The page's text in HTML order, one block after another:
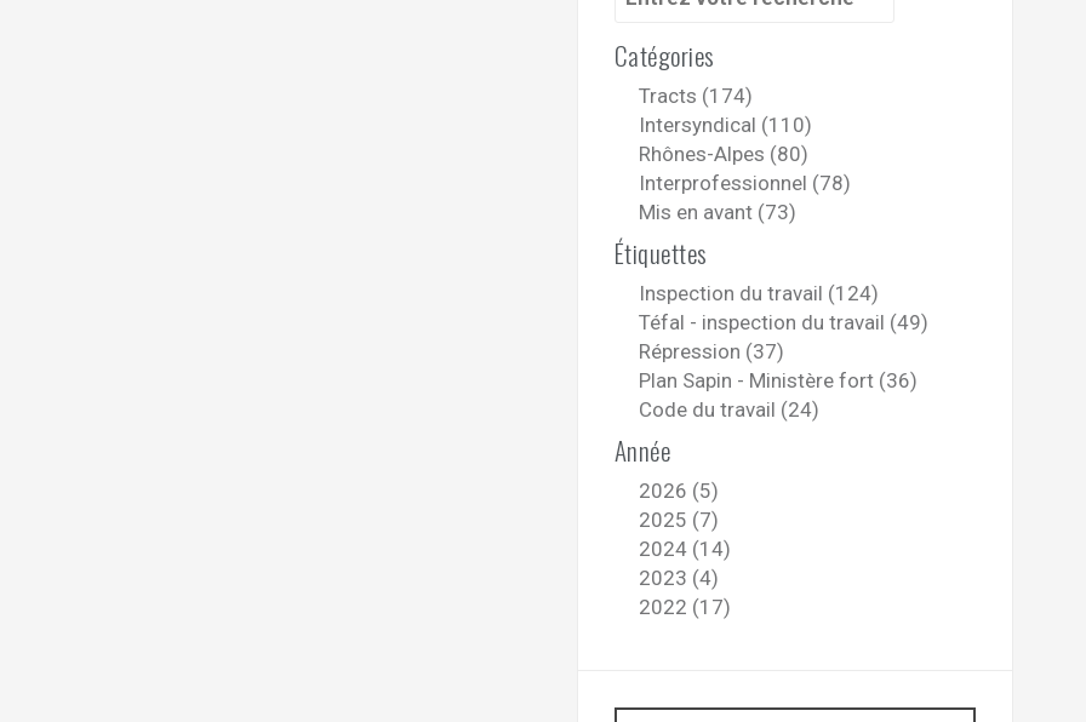
:Catégories
Tracts (174)
Intersyndical (110)
Rhônes-Alpes (80)
Interprofessionnel (78)
Mis en avant (73)
Étiquettes
Inspection du travail (124)
Téfal - inspection du travail (49)
Répression (37)
Plan Sapin - Ministère fort (36)
Code du travail (24)
Année
2026 (5)
2025 (7)
2024 (14)
2023 (4)
2022 (17)